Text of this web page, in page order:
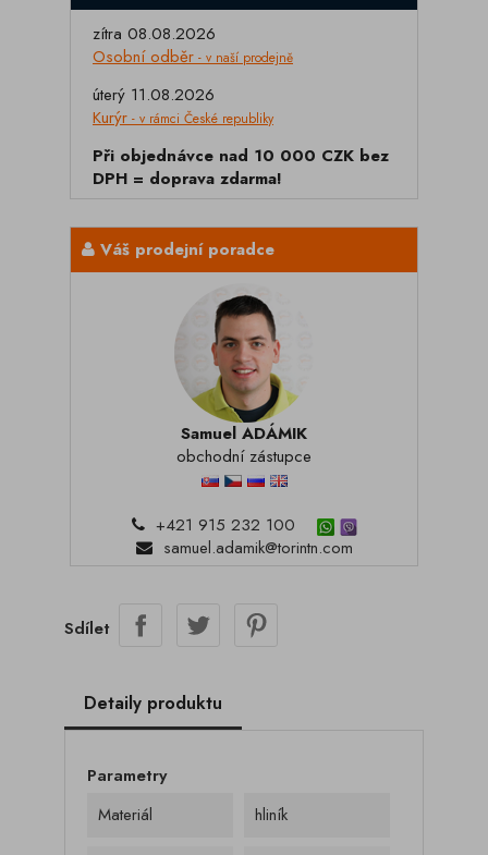
zítra 08.08.2026
Osobní odběr - v naší prodejně
úterý 11.08.2026
Kurýr - v rámci České republiky
Při objednávce nad 10 000 CZK bez
DPH = doprava zdarma!
Váš prodejní poradce
Samuel ADÁMIK
obchodní zástupce
+421 915 232 100
samuel.adamik@torintn.com
Sdílet
Detaily produktu
Parametry
Materiál
hliník